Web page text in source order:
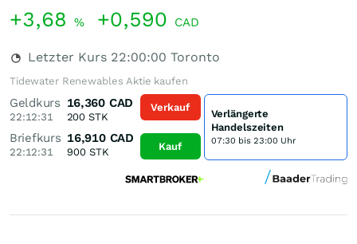
+3,68 % +0,590 CAD
Letzter Kurs 22:00:00 Toronto
Tidewater Renewables Aktie kaufen
Geldkurs
22:12:31
16,360 CAD
200 STK
Briefkurs
22:12:31
16,910 CAD
900STK
Verkauf
Kauf
Verlängerte
Handelszeiten
07:30 bis 23:00 Uhr